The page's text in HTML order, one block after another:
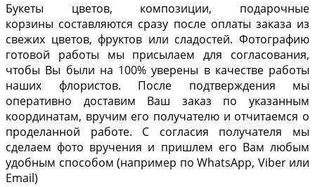
Букеты цветов, композиции, подарочные
корзины составляются сразу после оплаты заказа из
свежих цветов, фруктов или сладостей. Фотографию
готовой работы мы присылаем для согласования,
чтобы Вы были на 100% уверены в качестве работы
наших флористов. После подтверждения мы
оперативно доставим Ваш заказ по указанным
координатам, вручим его получателю и отчитаемся о
проделанной работе. С согласия получателя мы
сделаем фото вручения и пришлем его Вам любым
удобным способом (например по WhatsApp, Viber или
Email)